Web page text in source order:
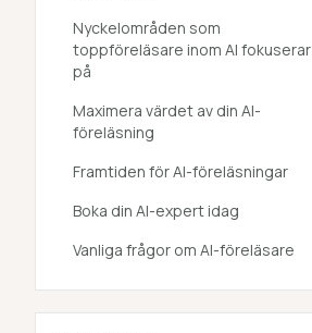
Nyckelområden som
toppföreläsare inom AI fokuserar
på
Maximera värdet av din AI-
föreläsning
Framtiden för AI-föreläsningar
Boka din AI-expert idag
Vanliga frågor om AI-föreläsare